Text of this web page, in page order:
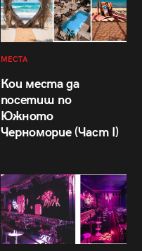
МЕСТА
Кои места да
посетиш по
Южното
Черноморие (Част I)